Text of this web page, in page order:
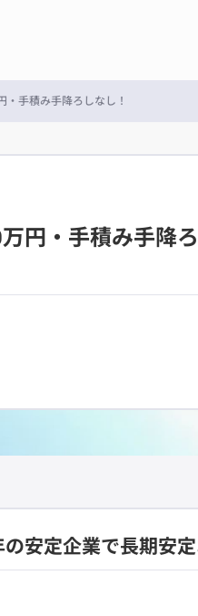
手積み手降ろしなし！
円・手積み手降ろ
安定企業で長期安定